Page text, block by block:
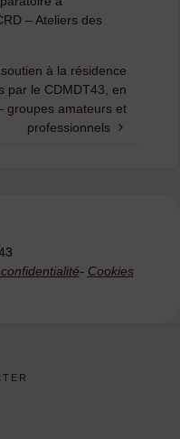
– Ateliers des
à la résidence
par le CDMDT43, en
groupes amateurs et
professionnels
- Cookies